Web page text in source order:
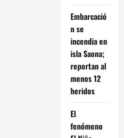
Embarcació
n se
incendia en
isla Saona;
reportan al
menos 12
heridos
El
fenómeno